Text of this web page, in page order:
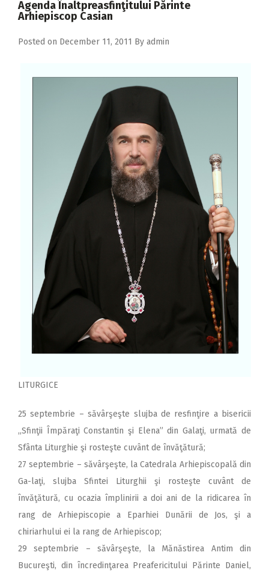
2018
Agenda Înaltpreasfinţitului Părinte
Arhiepiscop Casian
Posted on December 11, 2011 By admin
LITURGICE
25 septembrie – săvârşeşte slujba de resfinţire a bisericii
,,Sfinţii Împăraţi Constantin şi Elena” din Galaţi, urmată de
Sfânta Liturghie şi rosteşte cuvânt de învăţătură;
27 septembrie – săvârşeşte, la Catedrala Arhiepiscopală din
Ga-laţi, slujba Sfintei Liturghii şi rosteşte cuvânt de
învăţătură, cu ocazia împlinirii a doi ani de la ridicarea în
rang de Arhiepiscopie a Eparhiei Dunării de Jos, şi a
chiriarhului ei la rang de Arhiepiscop;
29 septembrie – săvârşeşte, la Mănăstirea Antim din
Bucureşti, din încredinţarea Preafericitului Părinte Daniel,